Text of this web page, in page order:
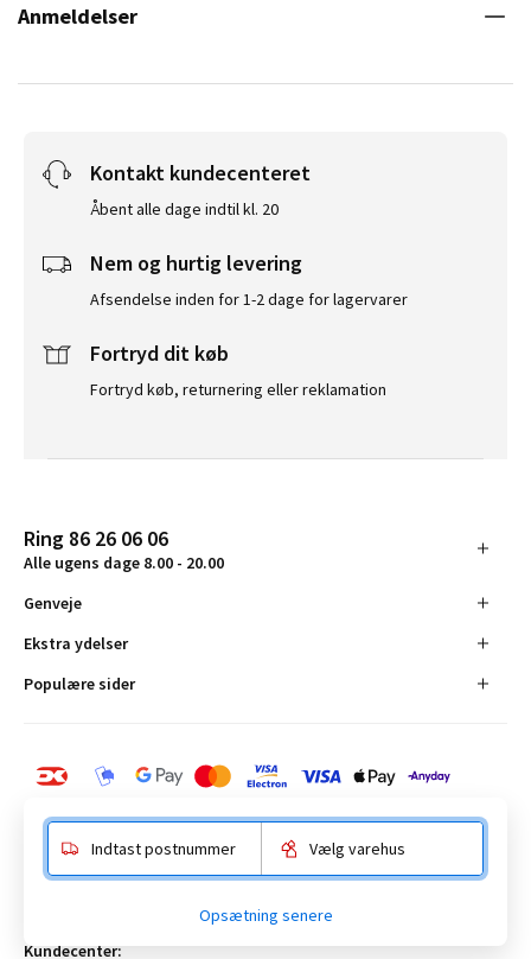
Anmeldelser
Kontakt kundecenteret
Åbent alle dage indtil kl. 20
Nem og hurtig levering
Afsendelse inden for 1-2 dage for lagervarer
Fortryd dit køb
Fortryd køb, returnering eller reklamation
Ring 86 26 06 06
Alle ugens dage 8.00 - 20.00
Genveje
Ekstra ydelser
Populære sider
Anelystparken 16, 8381 Tilst. CVR-nummer 19555305
Kundecenter:
Indtast postnummer Vælg varehus
Opsætning senere